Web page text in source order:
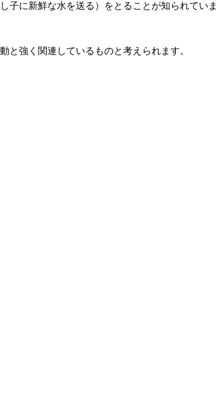
子に新鮮な水を送る）をとることが知られていま
と強く関連しているものと考えられます。